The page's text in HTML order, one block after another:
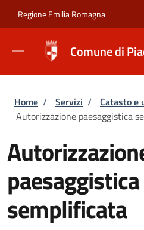
Regione Emilia Romagna
Comune di
Briciole di pane
Home / Servizi / Catasto e
Autorizzazione paesaggistica
paesaggistica
semplificata